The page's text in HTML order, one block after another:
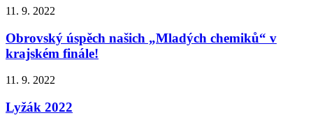
11. 9. 2022
Obrovský úspěch našich „Mladých chemiků“ v
krajském finále!
11. 9. 2022
Lyžák 2022